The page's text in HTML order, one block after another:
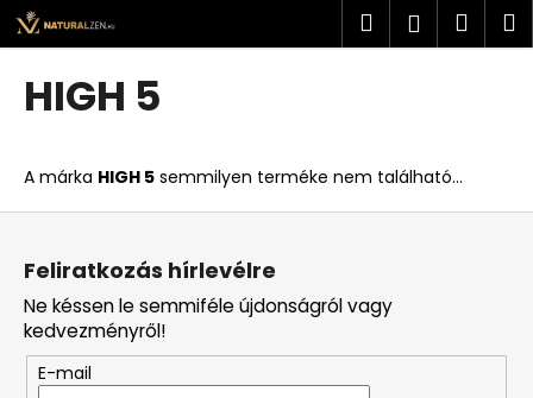
Ugrás
fő
tartalomhoz
Keresés
HIGH 5
A márka HIGH 5 semmilyen terméke nem található...
K
o
i
t
k
e
r
e
s
?
L
Feliratkozás hírlevélre
Ne késsen le semmiféle újdonságról vagy
kedvezményről!
E-mail